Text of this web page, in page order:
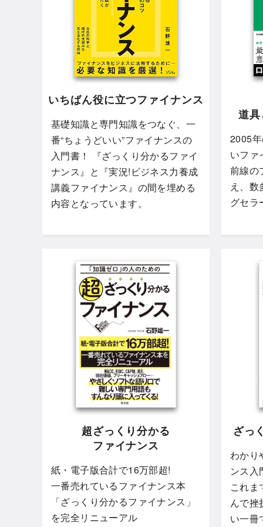
いちばん役に立つファイナンス
基礎知識と専門知識をつなぐ、一
番“ちょうどいい”ファイナンスの
入門書！ 『ざっくり分かるファイ
ナンス』と『実況!ビジネス力養成
講義ファイナンス』の間を埋める
内容となっています。
道
2005
いファ
前線の
え、
グセラ
超ざっくり分かる
ファイナンス
紙・電子版合計で16万部超!
一番売れているファイナンス本
「ざっくり分かるファイナンス」
を完全リニューアル
ざっ
わかり
ンス入
これま
んで挫
い一冊